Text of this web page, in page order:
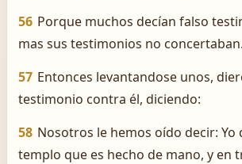
56 Porque muchos decían falso
mas sus testimonios no concertaban.
57 Entonces levantandose unos,
testimonio contra él, diciendo:
58 Nosotros le hemos oído decir:
templo que es hecho de mano, y en